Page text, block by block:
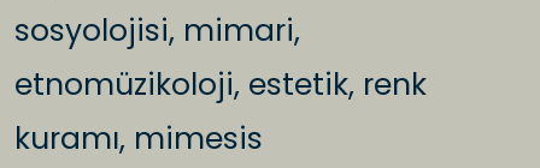
sosyolojisi, mimari,
etnomüzikoloji, estetik, renk
kuramı, mimesis